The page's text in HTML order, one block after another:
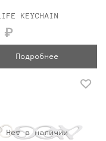
KEYCHAIN
₽
Подробнее
Нет в наличии